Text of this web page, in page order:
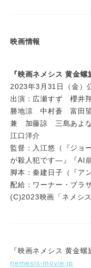
映画情報
『映画ネメシス 黄金螺
2023年3月31日（金）
出演：広瀬すず 櫻井
勝地涼 中村蒼 富田
兼 加藤諒 三島あよな
江口洋介
監督：入江悠（『ジョ
が殺人犯です―』『AI崩
脚本：秦建日子（『ア
配給：ワーナー・ブラ
(C)2023映画「ネメシ
『映画ネメシス 黄金
nemesis-movie.jp